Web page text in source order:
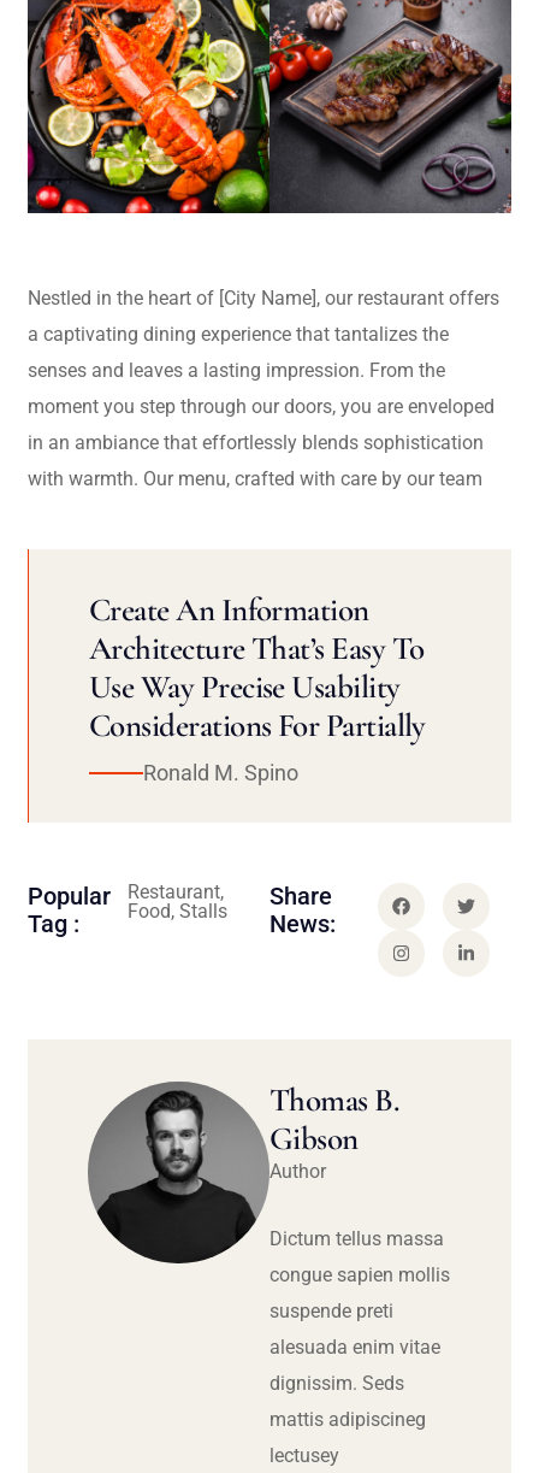
Nestled in the heart of [City Name], our restaurant offers
a captivating dining experience that tantalizes the
senses and leaves a lasting impression. From the
moment you step through our doors, you are enveloped
in an ambiance that effortlessly blends sophistication
with warmth. Our menu, crafted with care by our team
Create An Information
Architecture That’s Easy To
Use Way Precise Usability
Considerations For Partially
Ronald M. Spino
Popular
Tag :
Restaurant,
Food, Stalls
Share
News:
Thomas B.
Gibson
Author
Dictum tellus massa
congue sapien mollis
suspende preti
alesuada enim vitae
dignissim. Seds
mattis adipiscineg
lectusey